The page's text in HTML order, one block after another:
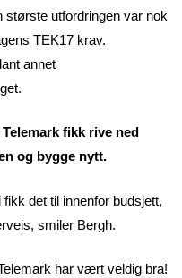
største utfordringen var nok
TEK17 krav.
annet
fikk rive ned
og bygge nytt.
det til innenfor budsjett,
smiler Bergh.
har vært veldig bra!